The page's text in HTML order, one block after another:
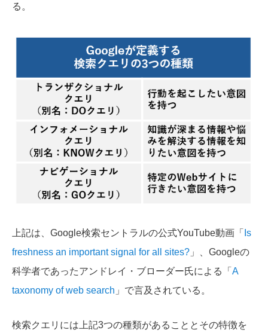
る。
上記は、Google検索セントラルの公式YouTube動画「 Is
freshness an important signal for all sites? 」、Googleの
科学者であったアンドレイ・ブローダー氏による「 A
taxonomy of web search 」で言及されている。
検索クエリには上記3つの種類があることとその特徴を